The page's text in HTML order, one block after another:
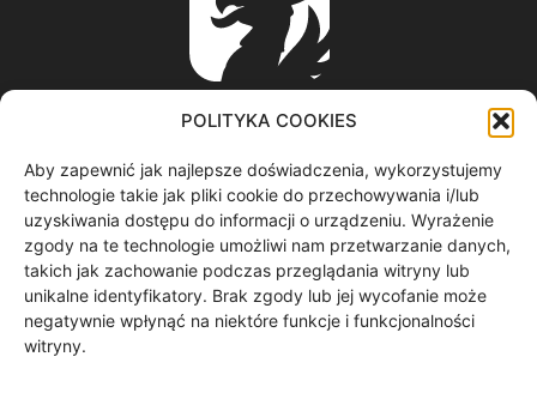
POLITYKA COOKIES
Aby zapewnić jak najlepsze doświadczenia, wykorzystujemy
technologie takie jak pliki cookie do przechowywania i/lub
uzyskiwania dostępu do informacji o urządzeniu. Wyrażenie
zgody na te technologie umożliwi nam przetwarzanie danych,
takich jak zachowanie podczas przeglądania witryny lub
unikalne identyfikatory. Brak zgody lub jej wycofanie może
negatywnie wpłynąć na niektóre funkcje i funkcjonalności
witryny.
ABOUT US
informacje z regionu / nagrania filmowe / produkcja video /
spoty reklamowe / materiały graficzne
Contact us:redakcja@gryf.tv